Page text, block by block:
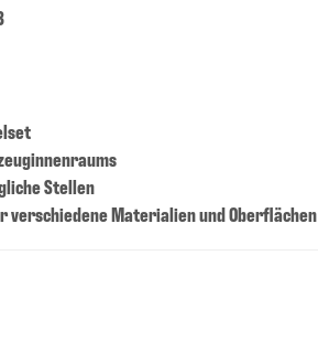
Stellen
Materialien und Oberflächen